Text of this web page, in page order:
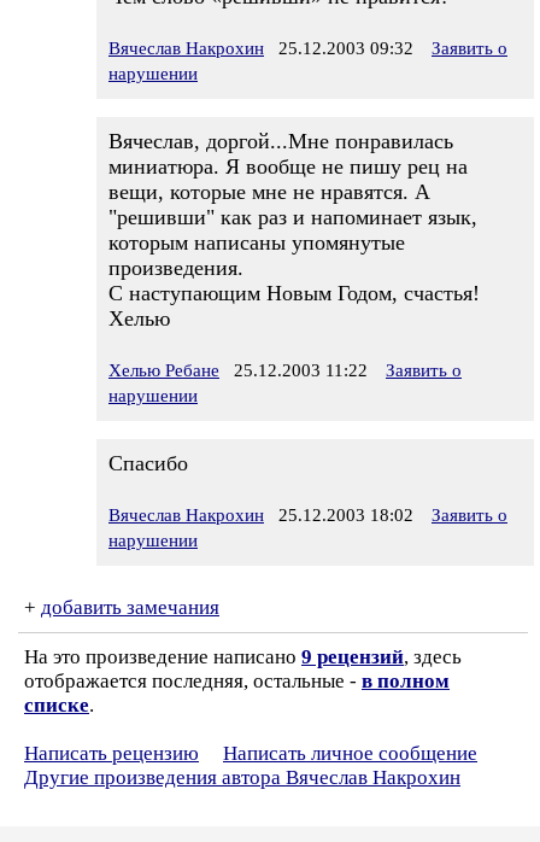
Вячеслав Накрохин 25.12.2003 09:32
Заявить о
нарушении
Вячеслав, доргой...Мне понравилась
миниатюра. Я вообще не пишу рец на
вещи, которые мне не нравятся. А
"решивши" как раз и напоминает язык,
которым написаны упомянутые
произведения.
С наступающим Новым Годом, счастья!
Хелью
Хелью Ребане 25.12.2003 11:22
Заявить о
нарушении
Спасибо
Вячеслав Накрохин 25.12.2003 18:02
Заявить о
нарушении
+ добавить замечания
На это произведение написано 9 рецензий, здесь
отображается последняя, остальные - в полном
списке.
Написать рецензию
Написать личное сообщение
Другие произведения автора Вячеслав Накрохин